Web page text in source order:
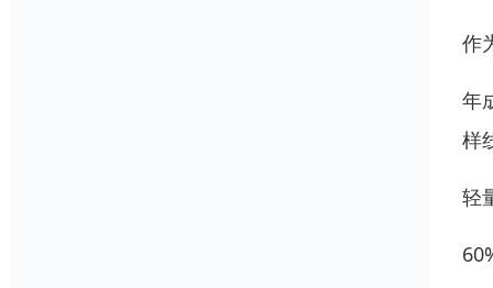
作
年
样
轻